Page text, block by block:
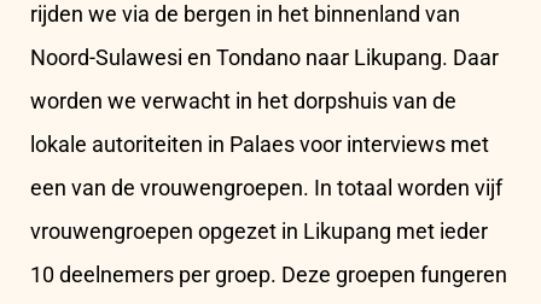
rijden we via de bergen in het binnenland van
Noord-Sulawesi en Tondano naar Likupang. Daar
worden we verwacht in het dorpshuis van de
lokale autoriteiten in Palaes voor interviews met
een van de vrouwengroepen. In totaal worden vijf
vrouwengroepen opgezet in Likupang met ieder
10 deelnemers per groep. Deze groepen fungeren